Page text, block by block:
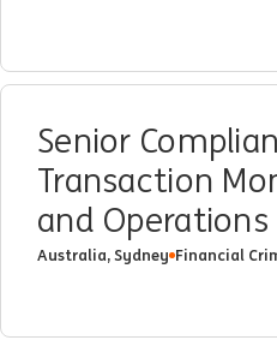
Senior
Transaction
and Operations
Australia, Sydney Financial